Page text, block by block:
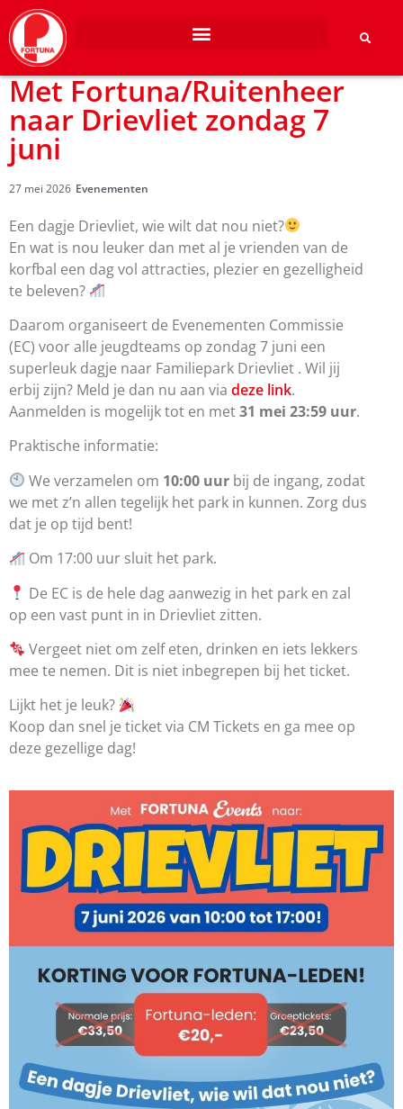
Met Fortuna/Ruitenheer
naar Drievliet zondag 7
juni
27 mei 2026 Evenementen
Een dagje Drievliet, wie wilt dat nou niet?
En wat is nou leuker dan met al je vrienden van de
korfbal een dag vol attracties, plezier en gezelligheid
te beleven?
Daarom organiseert de Evenementen Commissie
(EC) voor alle jeugdteams op zondag 7 juni een
superleuk dagje naar Familiepark Drievliet . Wil jij
erbij zijn? Meld je dan nu aan via deze link.
Aanmelden is mogelijk tot en met31 mei 23:59 uur.
Praktische informatie:
We verzamelen om 10:00 uur bij de ingang, zodat
we met z’n allen tegelijk het park in kunnen. Zorg dus
dat je op tijd bent!
Om 17:00 uur sluit het park.
De EC is de hele dag aanwezig in het park en zal
op een vast punt in in Drievliet zitten.
Vergeet niet om zelf eten, drinken en iets lekkers
mee te nemen. Dit is niet inbegrepen bij het ticket.
Lijkt het je leuk?
Koop dan snel je ticket via CM Tickets en ga mee op
deze gezellige dag!